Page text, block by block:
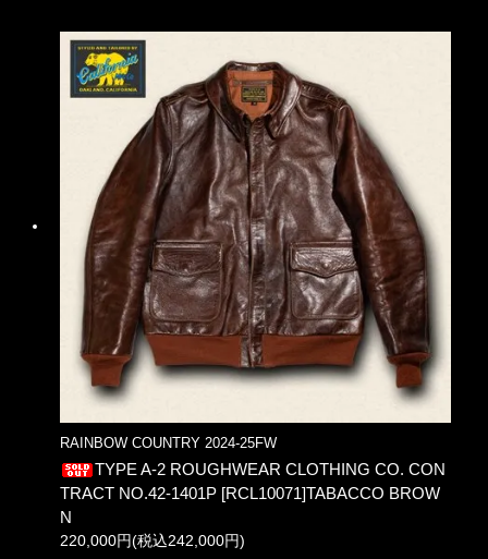
RAINBOW COUNTRY 2024-25FW
TYPE A-2 ROUGHWEAR CLOTHING CO. CON
TRACT NO.42-1401P [RCL10071]TABACCO BROW
N
220,000円(税込242,000円)